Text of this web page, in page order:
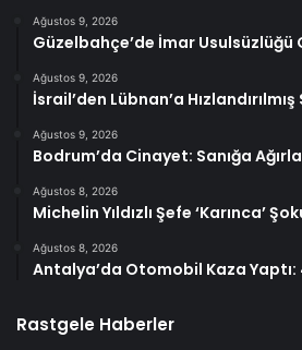
Ağustos 9, 2026
Güzelbahçe’de İmar Usulsüzlüğü
Ağustos 9, 2026
İsrail’den Lübnan’a Hızlandırılmış
Ağustos 9, 2026
Bodrum’da Cinayet: Sanığa
Ağustos 8, 2026
Michelin Yıldızlı Şefe ‘Karınca’
Ağustos 8, 2026
Antalya’da Otomobil Kaza Yaptı:
Rastgele Haberler